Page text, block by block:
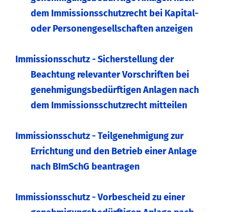
dem Immissionsschutzrecht bei Kapital-
oder Personengesellschaften anzeigen
Immissionsschutz - Sicherstellung der
Beachtung relevanter Vorschriften bei
genehmigungsbedürftigen Anlagen nach
dem Immissionsschutzrecht mitteilen
Immissionsschutz - Teilgenehmigung zur
Errichtung und den Betrieb einer Anlage
nach BImSchG beantragen
Immissionsschutz - Vorbescheid zu einer